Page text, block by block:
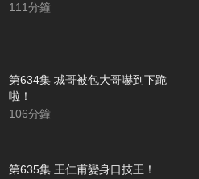
111分鐘
第634集 城哥被包大哥嚇到下跪
啦！
106分鐘
第635集 王仁甫變身口技王！